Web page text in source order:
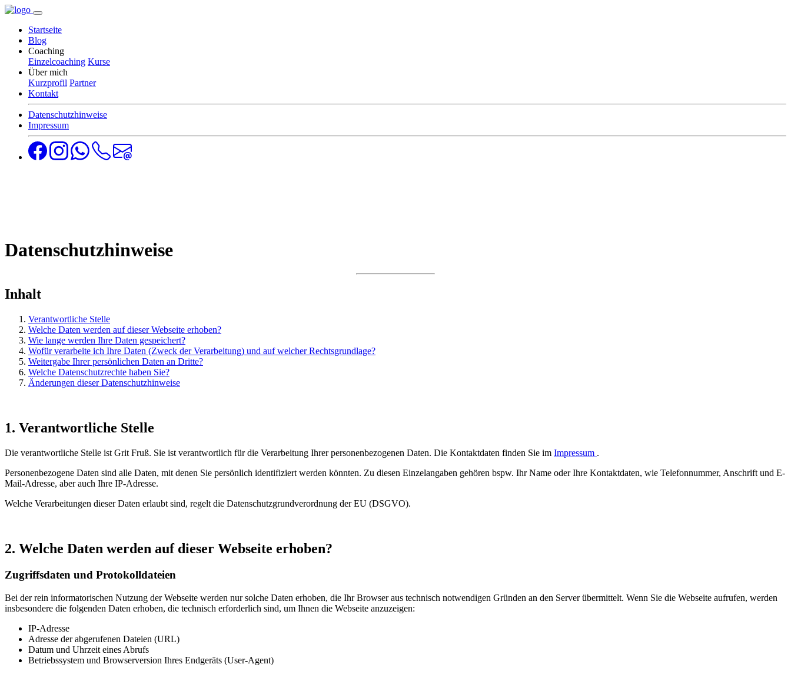
Startseite
Blog
Coaching
Einzelcoaching Kurse
Über mich
Kurzprofil Partner
Kontakt
Datenschutzhinweise
Impressum
Datenschutzhinweise
Inhalt
Verantwortliche Stelle
Welche Daten werden auf dieser Webseite erhoben?
Wie lange werden Ihre Daten gespeichert?
Wofür verarbeite ich Ihre Daten (Zweck der Verarbeitung) und auf welcher Rechtsgrundlage?
Weitergabe Ihrer persönlichen Daten an Dritte?
Welche Datenschutzrechte haben Sie?
Änderungen dieser Datenschutzhinweise
1. Verantwortliche Stelle
Die verantwortliche Stelle ist Grit Fruß. Sie ist verantwortlich für die Verarbeitung Ihrer personenbezogenen Daten. Die Kontaktdaten finden Sie im Impressum .
Personenbezogene Daten sind alle Daten, mit denen Sie persönlich identifiziert werden könnten. Zu diesen Einzelangaben gehören bspw. Ihr Name oder Ihre Kontaktdaten, wie Telefonnummer, Anschrift und E-
Mail-Adresse, aber auch Ihre IP-Adresse.
Welche Verarbeitungen dieser Daten erlaubt sind, regelt die Datenschutzgrundverordnung der EU (DSGVO).
2. Welche Daten werden auf dieser Webseite erhoben?
Zugriffsdaten und Protokolldateien
Bei der rein informatorischen Nutzung der Webseite werden nur solche Daten erhoben, die Ihr Browser aus technisch notwendigen Gründen an den Server übermittelt. Wenn Sie die Webseite aufrufen, werden
insbesondere die folgenden Daten erhoben, die technisch erforderlich sind, um Ihnen die Webseite anzuzeigen:
IP-Adresse
Adresse der abgerufenen Dateien (URL)
Datum und Uhrzeit eines Abrufs
Betriebssystem und Browserversion Ihres Endgeräts (User-Agent)